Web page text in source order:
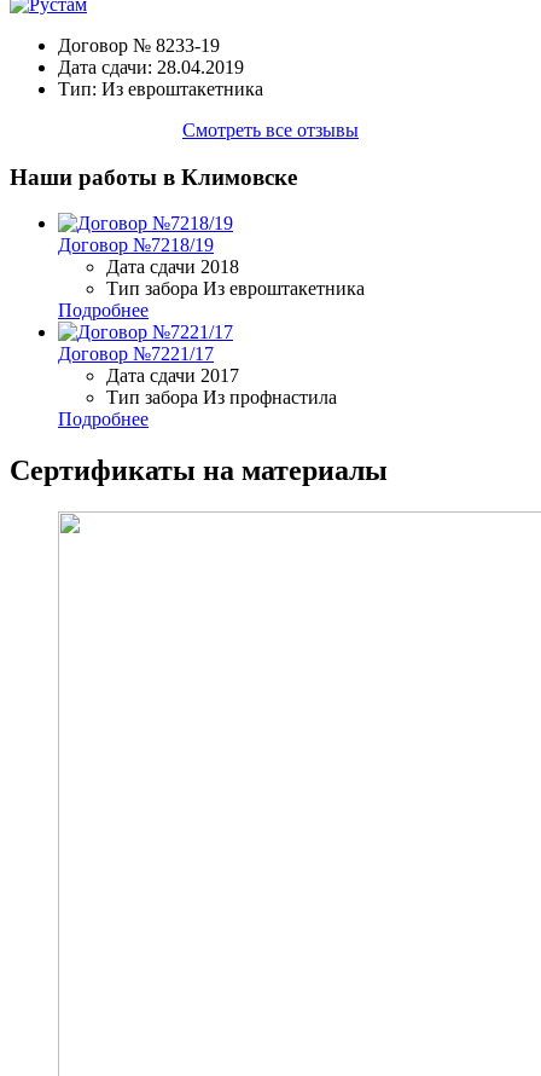
Договор № 8233-19
Дата сдачи: 28.04.2019
Тип: Из евроштакетника
Смотреть все отзывы
Наши работы в Климовске
Договор №7218/19
Дата сдачи 2018
Тип забора Из евроштакетника
Подробнее
Договор №7221/17
Дата сдачи 2017
Тип забора Из профнастила
Подробнее
Сертификаты на материалы